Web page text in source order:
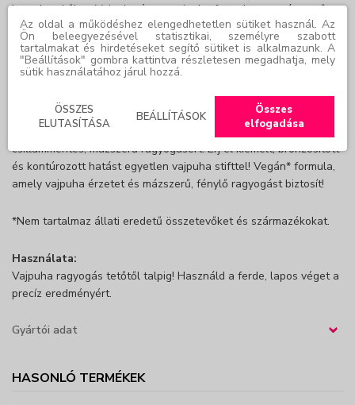
keverhesd őket. Vajpuha érzet, vajpuha formula egy mázszerű,
fénylő ragyogással! Cupuacu- és kókuszvajjal gazdagítva, mely
hidratálttá teszi az alapot a vajpuha felvitelért. Vidd fel az arc
kiemelkedő pontjaira az áttetsző, üveges fényért! Rétegezd az
árnyalatokat a teljes arcon egy ragyogó, mázas hatásért!
Használd a ferde végeket a pontos kiemeléshez a célzott
területeken. Vidd fel a testedre is, a kulcscsontra, karokra és
lábakra kontúrozás céljából. Tökéletesen beleolvad a bőrbe a
csillámmentes, mázszerű ragyogásért. Érj el kiemelt, bronzosított
és kontúrozott hatást egyetlen vajpuha stifttel! Vegán* formula,
amely vajpuha érzetet és mázszerű, fénylő ragyogást biztosít!
*Nem tartalmaz állati eredetű összetevőket és származékokat.
Használata:
Vajpuha ragyogás tetőtől talpig! Használd a ferde, lapos véget a
precíz eredményért.
Gyártói adat ›
HASONLÓ TERMÉKEK
Az oldal a működéshez elengedhetetlen sütiket használ. Az
Ön beleegyezésével statisztikai, személyre szabott
tartalmakat és hirdetéseket segítő sütiket is alkalmazunk. A
"Beállítások" gombra kattintva részletesen megadhatja, mely
sütik használatához járul hozzá.
ÖSSZES
ELUTASÍTÁSA
BEÁLLÍTÁSOK
Összes
elfogadása